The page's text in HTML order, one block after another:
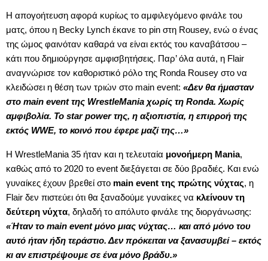
Η απογοήτευση αφορά κυρίως το αμφιλεγόμενο φινάλε του
ματς, όπου η Becky Lynch έκανε το pin στη Rousey, ενώ ο ένας
της ώμος φαινόταν καθαρά να είναι εκτός του καναβάτσου –
κάτι που δημιούργησε αμφισβητήσεις. Παρ’ όλα αυτά, η Flair
αναγνώρισε τον καθοριστικό ρόλο της Ronda Rousey στο να
κλειδώσει η θέση των τριών στο main event: «Δεν θα ήμασταν
στο main event της WrestleMania χωρίς τη Ronda. Χωρίς
αμφιβολία. Το star power της, η αξιοπιστία, η επιρροή της
εκτός WWE, το κοινό που έφερε μαζί της…»
Η WrestleMania 35 ήταν και η τελευταία μονοήμερη Mania,
καθώς από το 2020 το event διεξάγεται σε δύο βραδιές. Και ενώ
γυναίκες έχουν βρεθεί στο main event της πρώτης νύχτας, η
Flair δεν πιστεύει ότι θα ξαναδούμε γυναίκες να κλείνουν τη
δεύτερη νύχτα, δηλαδή το απόλυτο φινάλε της διοργάνωσης:
«Ήταν το main event μόνο μιας νύχτας… και από μόνο του
αυτό ήταν ήδη τεράστιο. Δεν πρόκειται να ξανασυμβεί – εκτός
κι αν επιστρέψουμε σε ένα μόνο βράδυ.»